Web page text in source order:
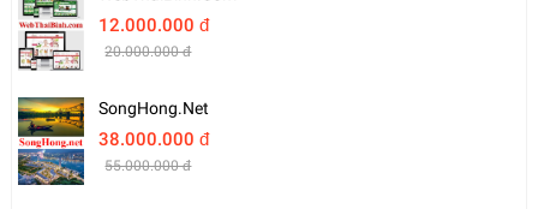
12.000.000 đ
20.000.000 đ
SongHong.net
38.000.000 đ
55.000.000 đ